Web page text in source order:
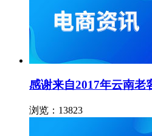
感谢来自2017年云南老
浏览：13823